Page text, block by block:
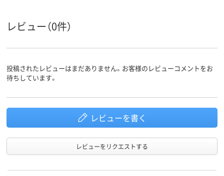
レビュー（0件）
投稿されたレビューはまだありません。お客様のレビューコメントをお
待ちしています。
レビューを書く
レビューをリクエストする